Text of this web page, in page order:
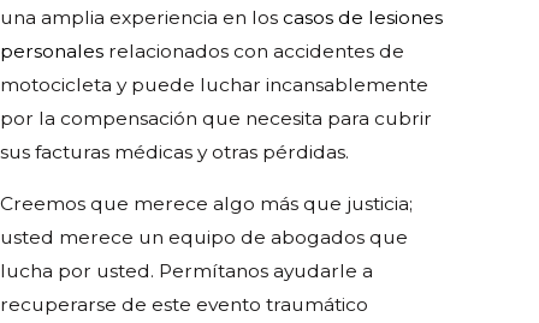
una amplia experiencia en los casos de lesiones
personales relacionados con accidentes de
motocicleta y puede luchar incansablemente
por la compensación que necesita para cubrir
sus facturas médicas y otras pérdidas.
Creemos que merece algo más que justicia;
usted merece un equipo de abogados que
lucha por usted. Permítanos ayudarle a
recuperarse de este evento traumático